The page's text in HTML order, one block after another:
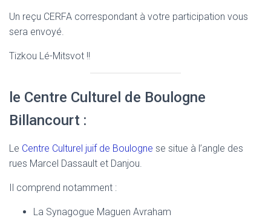
Un reçu CERFA correspondant à votre participation vous
sera envoyé.
Tizkou Lé-Mitsvot !!
le Centre Culturel de Boulogne
Billancourt :
Le Centre Culturel juif de Boulogne se situe à l’angle des
rues Marcel Dassault et Danjou.
Il comprend notamment :
La Synagogue Maguen Avraham